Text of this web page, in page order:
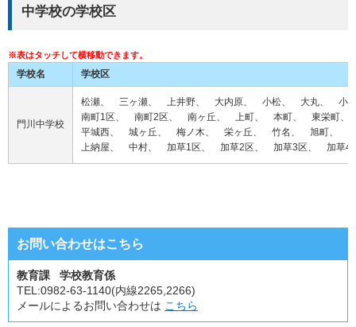
中学校の学校区
学校名 学校区
門川中学校
松瀬、 三ヶ瀬、 上井野、
大内原、 小松、 大丸、 小
南町1区、 南町2区、 南ヶ丘、 上町、 本町、 東栄町
平城西、 城ヶ丘、 梅ノ木、 栄ヶ丘、 竹名、 旭町、
上納屋、 中村、 加草1区、 加草2区、 加草3区、 加草
お問い合わせはこちら
教育課 学校教育係
TEL:0982-63-1140(内線2265,2266)
メールによるお問い合わせは こちら